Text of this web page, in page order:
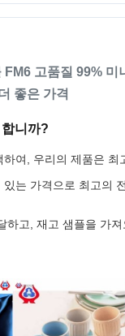
FM6 고품질 99% 미
좋은 가격
니까?
여, 우리의 제품은 최
는 가격으로 최고의
하고, 재고 샘플을 가져